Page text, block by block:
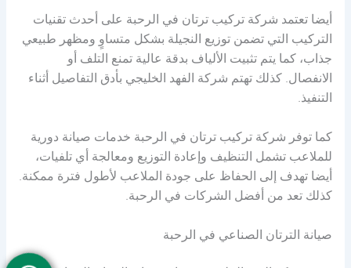
أيضا تعتمد شركة تركيب ترتان في الرحبة على أحدث تقنيات
التركيب التي تضمن توزيع النجيلة بشكل متساوٍ ومظهر طبيعي
جذاب، كما يتم تثبيت الألياف بدقة عالية تمنع التلف أو
الانفصال. كذلك تهتم شركة الفهد الخليجي بأدق التفاصيل أثناء
التنفيذ.
كما توفر شركة تركيب ترتان في الرحبة خدمات صيانة دورية
للملاعب تشمل التنظيف وإعادة التوزيع ومعالجة أي تلفيات،
أيضا تهدف إلى الحفاظ على جودة الملاعب لأطول فترة ممكنة.
كذلك تعد من أفضل الشركات في الرحبة.
صيانة الترتان الصناعي في الرحبة